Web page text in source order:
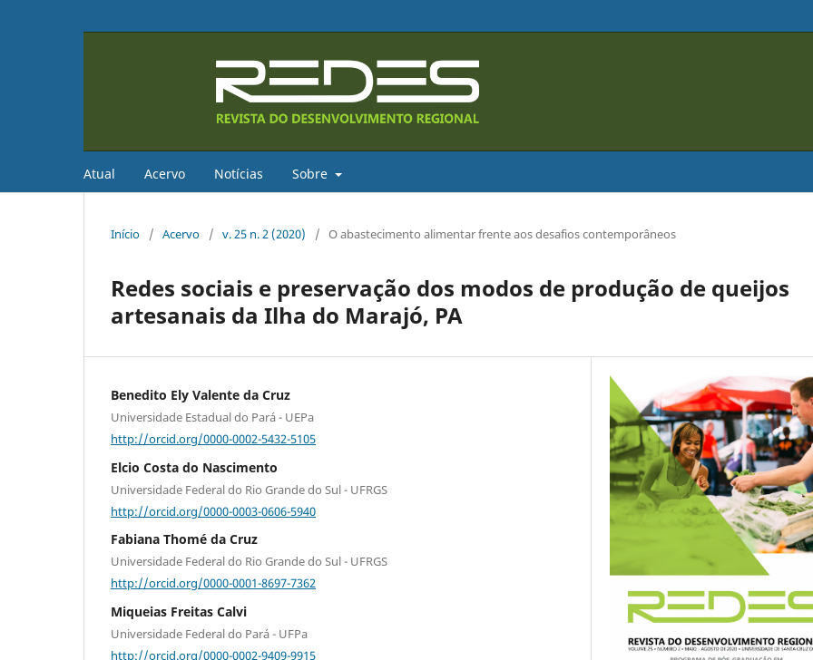
Atual Acervo Notícias Sobre
Início / Acervo / v. 25 n. 2 (2020) / O abastecimento alimentar frente aos desafios contemporâneos
Redes sociais e preservação dos modos de produção de queijos
artesanais da Ilha do Marajó, PA
Benedito Ely Valente da Cruz
Universidade Estadual do Pará - UEPa
http://orcid.org/0000-0002-5432-5105
Elcio Costa do Nascimento
Universidade Federal do Rio Grande do Sul - UFRGS
http://orcid.org/0000-0003-0606-5940
Fabiana Thomé da Cruz
Universidade Federal do Rio Grande do Sul - UFRGS
http://orcid.org/0000-0001-8697-7362
Miqueias Freitas Calvi
Universidade Federal do Pará - UFPa
http://orcid.org/0000-0002-9409-9915